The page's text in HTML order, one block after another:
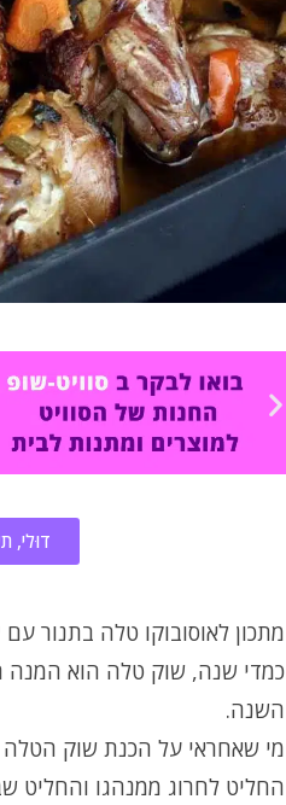
דוּלי,
מתכון לאוסובוקו טלה בתנור עם
כמדי שנה, שוק טלה הוא המנה
השנה.
מי שאחראי על הכנת שוק הטלה
החליט לחרוג ממנהגו והחליט